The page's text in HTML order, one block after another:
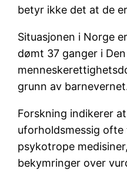
betyr ikke det at de
Situasjonen i Norge
dømt 37 ganger i
grunn av
Forskning indikerer
uforholdsmessig
psykotrope
bekymringer over